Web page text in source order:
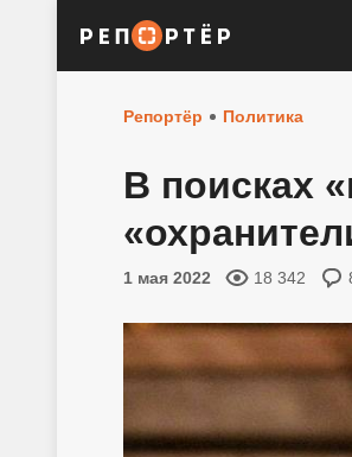
Репортёр Политика
В поисках
1 мая 2022 18 342